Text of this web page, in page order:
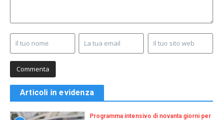
Articoli in evidenza
Programma intensivo di novanta giorni per